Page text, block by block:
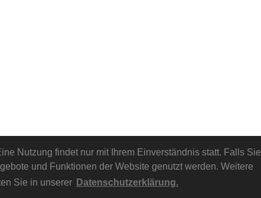
Nutzung findet nur mit Ihrem Einverständnis statt. Falls Sie
und Funktionen der Website genutzt werden. Weitere
Sie in unserer Datenschutzerklärung.